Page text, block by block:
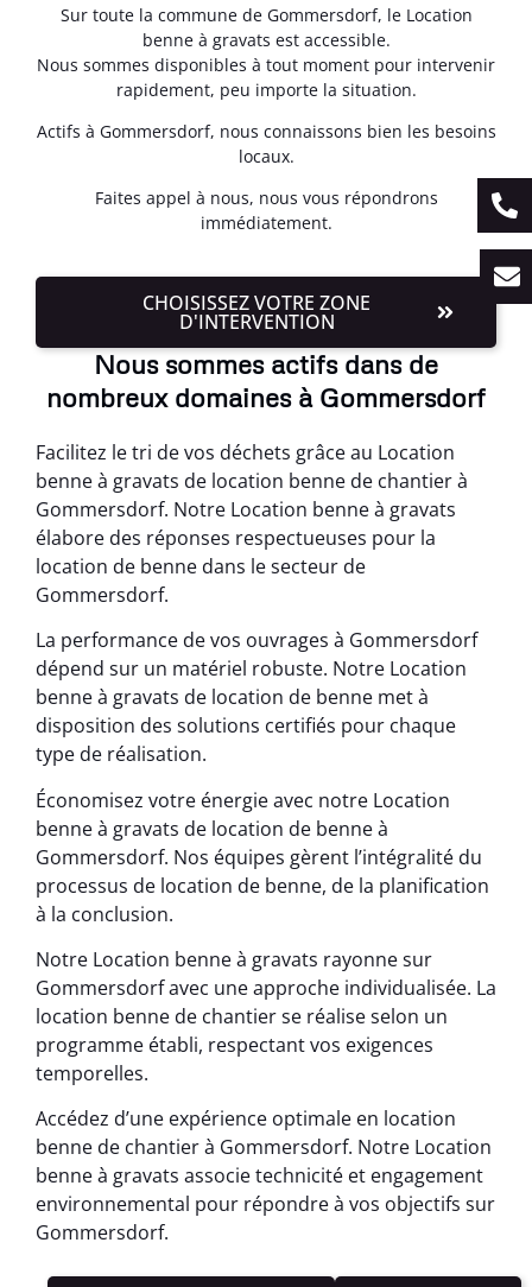
Sur toute la commune de Gommersdorf, le Location
benne à gravats est accessible.
Nous sommes disponibles à tout moment pour intervenir
rapidement, peu importe la situation.
Actifs à Gommersdorf, nous connaissons bien les besoins
locaux.
Faites appel à nous, nous vous répondrons
immédiatement.
CHOISISSEZ VOTRE ZONE
D'INTERVENTION
Nous sommes actifs dans de
nombreux domaines à Gommersdorf
Facilitez le tri de vos déchets grâce au Location
benne à gravats de location benne de chantier à
Gommersdorf. Notre Location benne à gravats
élabore des réponses respectueuses pour la
location de benne dans le secteur de
Gommersdorf.
La performance de vos ouvrages à Gommersdorf
dépend sur un matériel robuste. Notre Location
benne à gravats de location de benne met à
disposition des solutions certifiés pour chaque
type de réalisation.
Économisez votre énergie avec notre Location
benne à gravats de location de benne à
Gommersdorf. Nos équipes gèrent l’intégralité du
processus de location de benne, de la planification
à la conclusion.
Notre Location benne à gravats rayonne sur
Gommersdorf avec une approche individualisée. La
location benne de chantier se réalise selon un
programme établi, respectant vos exigences
temporelles.
Accédez d’une expérience optimale en location
benne de chantier à Gommersdorf. Notre Location
benne à gravats associe technicité et engagement
environnemental pour répondre à vos objectifs sur
Gommersdorf.